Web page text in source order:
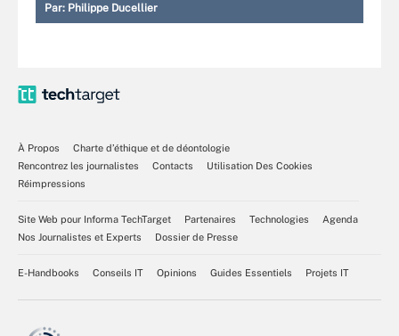
Par: Philippe Ducellier
À Propos
Charte d’éthique et de déontologie
Rencontrez les journalistes
Contacts
Utilisation Des Cookies
Réimpressions
Site Web pour Informa TechTarget Partenaires Technologies
Agenda
Nos Journalistes et Experts
Dossier de Presse
E-Handbooks Conseils IT Opinions Guides Essentiels Projets IT